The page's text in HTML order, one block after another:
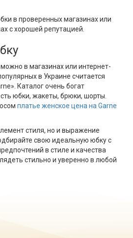
в проверенных магазинах или
с хорошей репутацией.
в магазинах или интернет-
в Украине считается
Каталог очень богат
юбки, жакеты, брюки, шорты.
платье женское цена на Garne
стиля, но и выражение
свою идеальную юбку с
в стиле и качества
стильно и уверенно в любой